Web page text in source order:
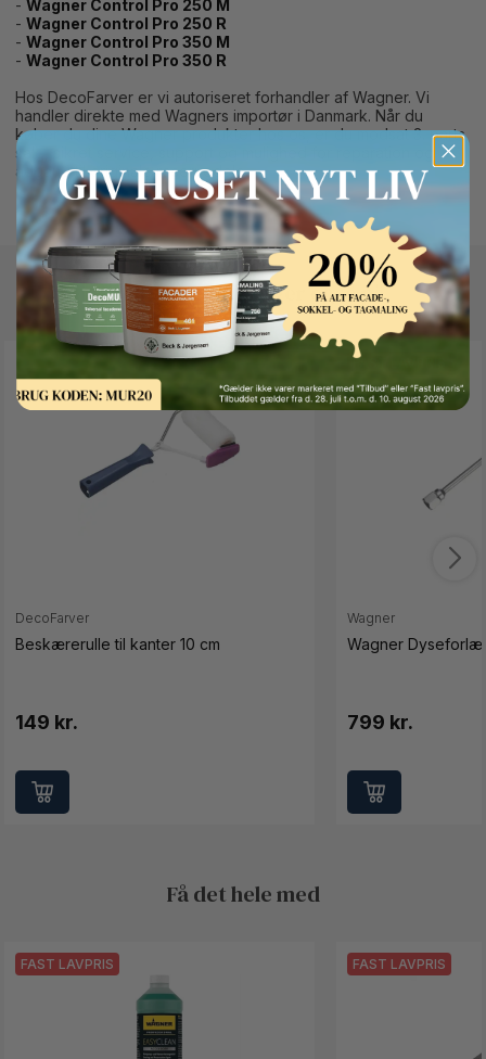
-Wagner Control Pro 250 M
-Wagner Control Pro 250 R
-Wagner Control Pro 350 M
-Wagner Control Pro 350 R
Hos DecoFarver er vi autoriseret forhandler af Wagner. Vi
handler direkte med Wagners importør i Danmark. Når du
køber du dine Wagner produkter hos os, er du modsat 3. parts
salg, sikret service, support og mulighed for reparation og
adgang til originale reservedele.
Andre kunder kigger også på
DecoFarver
Beskærerulle til kanter 10 cm
149 kr.
FAST LAVPRIS
Wagner
Wagner
799 kr.
Få det hele med
FAST LAVPRIS FAST LAVPRIS
Button Text